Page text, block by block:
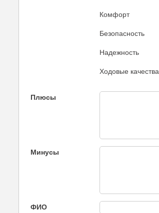
Комфорт
Безопасность
Надежность
Ходовые качества
Плюсы
Минусы
ФИО